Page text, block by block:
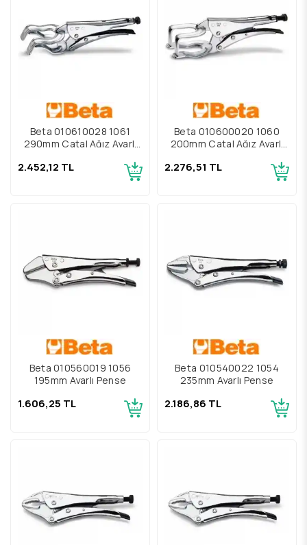
Beta 010610028 1061
290mm Çatal Ağız Ayarlı
2.452,12 TL
Beta 010600020 1060
200mm Çatal Ağız Ayarlı
2.276,51 TL
Beta 010560019 1056
195mm Ayarlı Pense
1.606,25 TL
Beta 010540022 1054
235mm Ayarlı Pense
2.186,86 TL